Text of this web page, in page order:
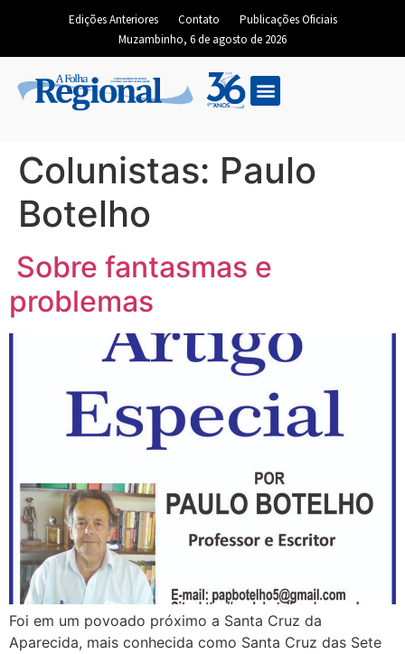
Edições Anteriores Contato
Publicações Oficiais
Muzambinho, 6 de agosto de 2026
Colunistas: Paulo
Botelho
Sobre fantasmas e
problemas
Foi em um povoado próximo a Santa Cruz da
Aparecida, mais conhecida como Santa Cruz das Sete